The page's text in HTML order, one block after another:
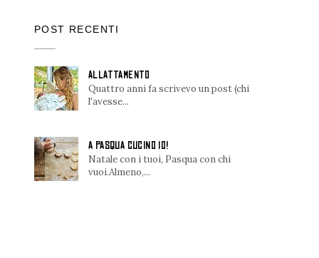
POST RECENTI
ALLATTAMENTO
Quattro anni fa scrivevo un post (chi
l'avesse...
A PASQUA CUCINO IO!
Natale con i tuoi, Pasqua con chi
vuoi.Almeno,...